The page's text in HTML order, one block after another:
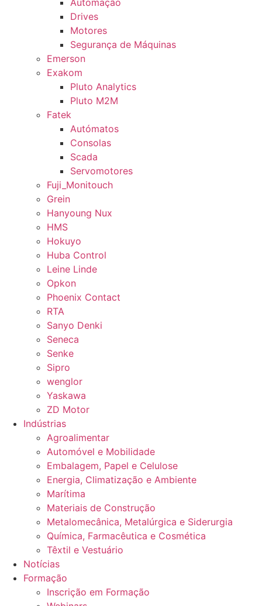
Automação
Drives
Motores
Segurança de Máquinas
Emerson
Exakom
Pluto Analytics
Pluto M2M
Fatek
Autómatos
Consolas
Scada
Servomotores
Fuji_Monitouch
Grein
Hanyoung Nux
HMS
Hokuyo
Huba Control
Leine Linde
Opkon
Phoenix Contact
RTA
Sanyo Denki
Seneca
Senke
Sipro
wenglor
Yaskawa
ZD Motor
Indústrias
Agroalimentar
Automóvel e Mobilidade
Embalagem, Papel e Celulose
Energia, Climatização e Ambiente
Marítima
Materiais de Construção
Metalomecânica, Metalúrgica e Siderurgia
Química, Farmacêutica e Cosmética
Têxtil e Vestuário
Notícias
Formação
Inscrição em Formação